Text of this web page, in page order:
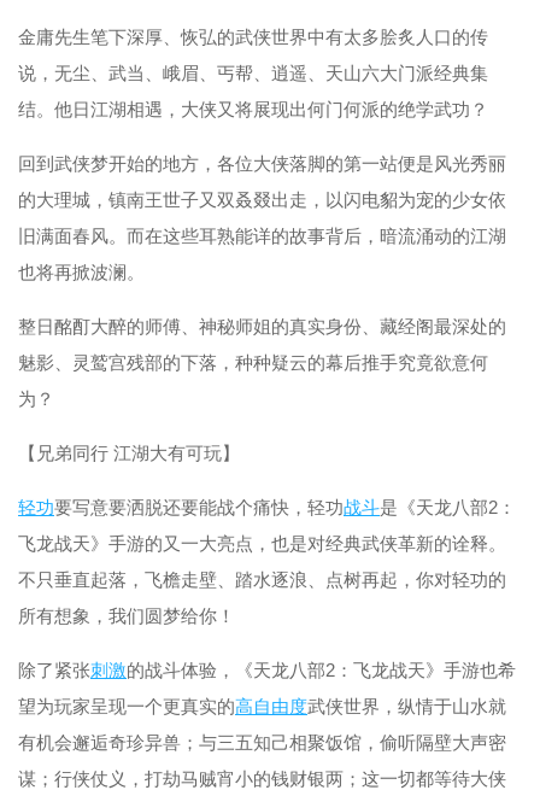
金庸先生笔下深厚、恢弘的武侠世界中有太多脍炙人口的传
说，无尘、武当、峨眉、丐帮、逍遥、天山六大门派经典集
结。他日江湖相遇，大侠又将展现出何门何派的绝学武功？
回到武侠梦开始的地方，各位大侠落脚的第一站便是风光秀丽
的大理城，镇南王世子又双叒叕出走，以闪电貂为宠的少女依
旧满面春风。而在这些耳熟能详的故事背后，暗流涌动的江湖
也将再掀波澜。
整日酩酊大醉的师傅、神秘师姐的真实身份、藏经阁最深处的
魅影、灵鹫宫残部的下落，种种疑云的幕后推手究竟欲意何
为？
【兄弟同行 江湖大有可玩】
轻功要写意要洒脱还要能战个痛快，轻功战斗是《天龙八部2：
飞龙战天》手游的又一大亮点，也是对经典武侠革新的诠释。
不只垂直起落，飞檐走壁、踏水逐浪、点树再起，你对轻功的
所有想象，我们圆梦给你！
除了紧张刺激的战斗体验，《天龙八部2：飞龙战天》手游也希
望为玩家呈现一个更真实的高自由度武侠世界，纵情于山水就
有机会邂逅奇珍异兽；与三五知己相聚饭馆，偷听隔壁大声密
谋；行侠仗义，打劫马贼宵小的钱财银两；这一切都等待大侠